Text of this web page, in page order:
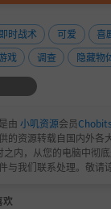
即时战术 可爱 喜
戏
调查 隐藏物
由 小叽资源会员Chobits
的资源转载自国内外各
之内，从您的电脑中彻
与我们联系处理。敬
欢